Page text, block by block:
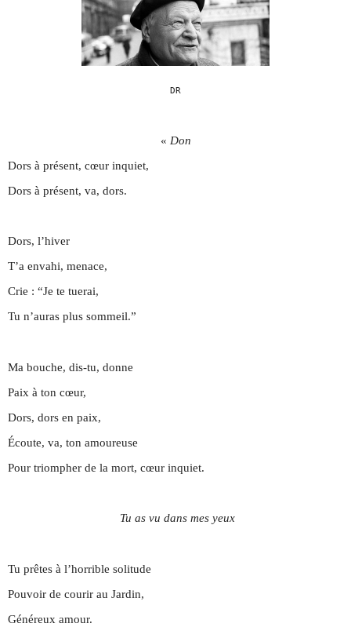
DR
« Don
Dors à présent, cœur inquiet,
Dors à présent, va, dors.
Dors, l’hiver
T’a envahi, menace,
Crie : “Je te tuerai,
Tu n’auras plus sommeil.”
Ma bouche, dis-tu, donne
Paix à ton cœur,
Dors, dors en paix,
Écoute, va, ton amoureuse
Pour triompher de la mort, cœur inquiet.
Tu as vu dans mes yeux
Tu prêtes à l’horrible solitude
Pouvoir de courir au Jardin,
Généreux amour.